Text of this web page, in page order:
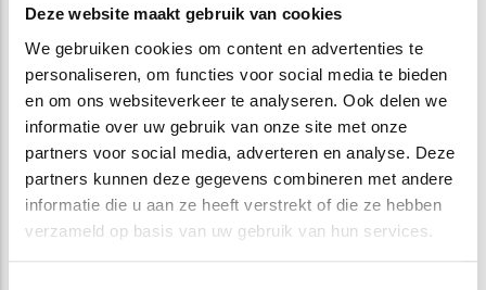
Deze website maakt gebruik van cookies
We gebruiken cookies om content en advertenties te
personaliseren, om functies voor social media te bieden
en om ons websiteverkeer te analyseren. Ook delen we
informatie over uw gebruik van onze site met onze
partners voor social media, adverteren en analyse. Deze
partners kunnen deze gegevens combineren met andere
informatie die u aan ze heeft verstrekt of die ze hebben
verzameld op basis van uw gebruik van hun services.
Ook relevant voor andere voetbalclubs
De situatie in Waddinxveen staat niet op zichzelf. Veel
voetbalverenigingen en gemeenten staan voor de opgave
om bestaande natuurgrasvelden te renoveren of om te
bouwen naar kunstgras. Daarbij komt bijna altijd de vraag op
wat er moet gebeuren met vrijkomende grond en welke